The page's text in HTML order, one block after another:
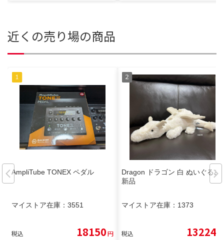
近くの売り場の商品
AmpliTube TONEX ペダル
マイストア在庫： 3551
税込 18150円
Dragon ドラゴン 白 ぬいぐるみ
新品
マイストア在庫： 1373
税込 13224